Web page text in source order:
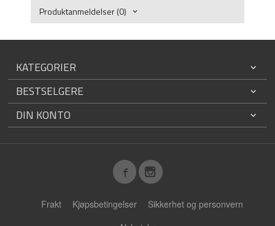
Produktanmeldelser (0)
KATEGORIER
BESTSELGERE
DIN KONTO
Frakt Kjøpsbetingelser
Sikkerhet og personvern